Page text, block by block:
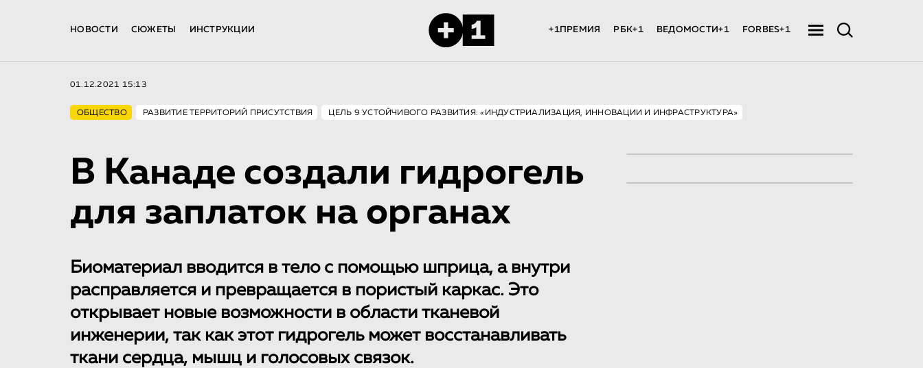
НОВОСТИ СЮЖЕТЫ ИНСТРУКЦИИ +1ПРЕМИЯ РБК+1 ВЕДОМОСТИ+1 FORBES+1
01.12.2021 15:13
ОБЩЕСТВО РАЗВИТИЕ ТЕРРИТОРИЙ ПРИСУТСТВИЯ ЦЕЛЬ 9 УСТОЙЧИВОГО РАЗВИТИЯ: «ИНДУСТРИАЛИЗАЦИЯ, ИННОВАЦИИ И ИНФРАСТРУКТУРА»
В Канаде создали гидрогель
для заплаток на органах
Биоматериал вводится в тело с помощью шприца, а внутри
расправляется и превращается в пористый каркас. Это
открывает новые возможности в области тканевой
инженерии, так как этот гидрогель может восстанавливать
ткани сердца, мышц и голосовых связок.